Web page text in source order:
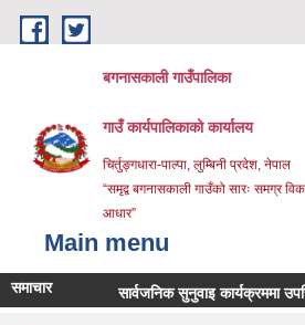
Skip to main content
बगनासकाली गाउँपालिका
गाउँ कार्यपालिकाको कार्यालय
चिर्तुङ्गधारा-पाल्पा, लुम्बिनी प्रदेश, नेपाल
“समृद्व बगनासकाली गाउँको सारः समग्र
आधार”
Main menu
समाचार सार्वजनिक सुनुवाइ कार्यक्रममा उपस्थिति